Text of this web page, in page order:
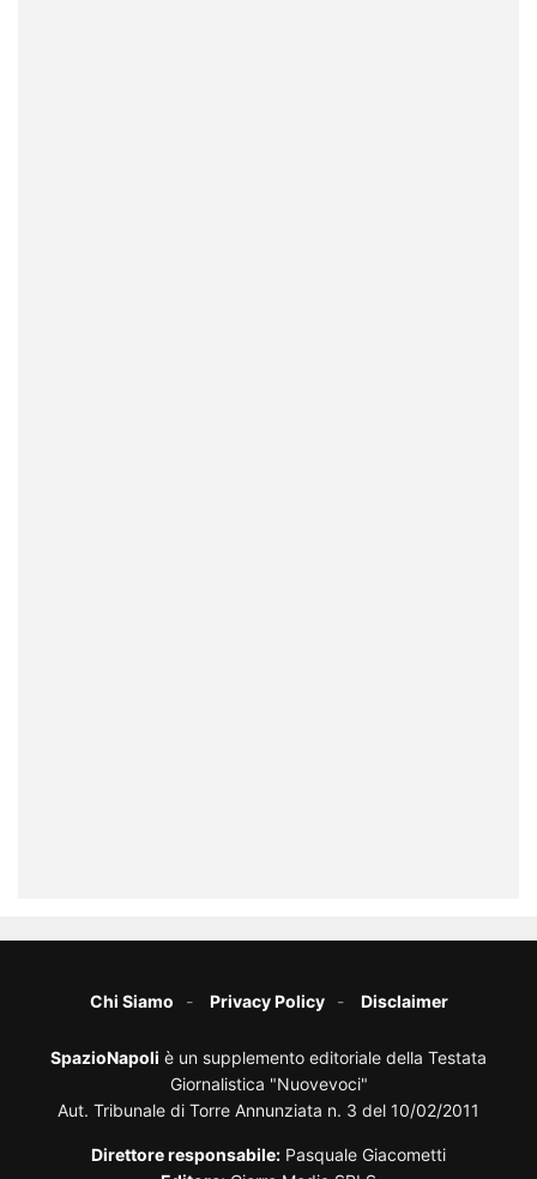
Chi Siamo Privacy Policy Disclaimer
SpazioNapoli è un supplemento editoriale della Testata
Giornalistica "Nuovevoci"
Aut. Tribunale di Torre Annunziata n. 3 del 10/02/2011
Direttore responsabile: Pasquale Giacometti